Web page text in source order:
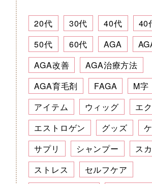
20代 30代 40代
40
50代
60代 AGA
AGA改善
AGA治療方法
AGA育毛剤
FAGA
M字
アイテム
ウィッグ
エ
エストロゲン
グッズ
サプリ
シャンプー
ス
ストレス
セルフケア